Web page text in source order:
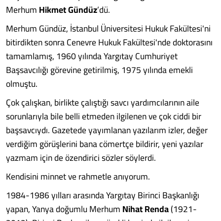
MerhumHikmet Gündüz’dü.
Merhum Gündüz, İstanbul Üniversitesi Hukuk Fakültesi'ni
bitirdikten sonra Cenevre Hukuk Fakültesi'nde doktorasını
tamamlamış, 1960 yılında Yargıtay Cumhuriyet
Başsavcılığı görevine getirilmiş, 1975 yılında emekli
olmuştu.
Çok çalışkan, birlikte çalıştığı savcı yardımcılarının aile
sorunlarıyla bile belli etmeden ilgilenen ve çok ciddi bir
başsavcıydı. Gazetede yayımlanan yazılarım izler, değer
verdiğim görüşlerini bana cömertçe bildirir, yeni yazılar
yazmam için de özendirici sözler söylerdi.
Kendisini minnet ve rahmetle anıyorum.
1984-1986 yılları arasında Yargıtay Birinci Başkanlığı
yapan, Yanya doğumlu MerhumNihat Renda(1921-